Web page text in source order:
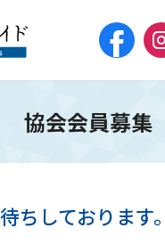
简体中文
한국어
育・エージェント）
協会会員募集
ちしております。